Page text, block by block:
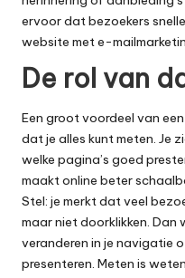
ervoor dat bezoekers
website mete-
De rol van
Een groot voordeel van
dat je alles kunt meten. Je
welke pagina’s goed
maakt online beter
Stel: je merkt dat veel
maar niet doorklikken. Dan
veranderen in je navigatie
presenteren. Meten is